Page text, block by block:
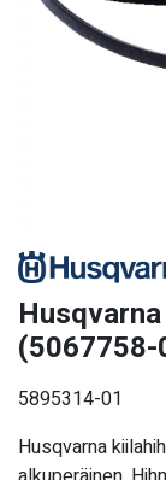
(5067758-
5895314-01
Husqvarna